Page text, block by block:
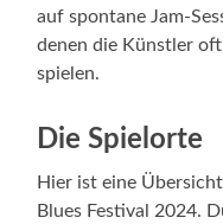
auf spontane Jam-
denen die Künstler
spielen.
Die Spielorte
Hier ist eine
Blues Festival 2024.